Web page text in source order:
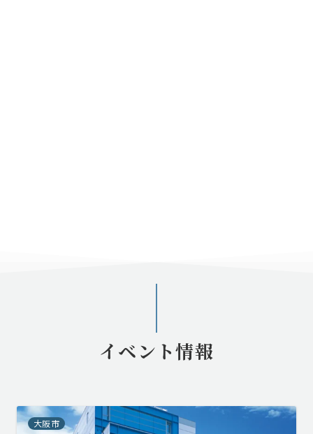
イベント情報
大阪市